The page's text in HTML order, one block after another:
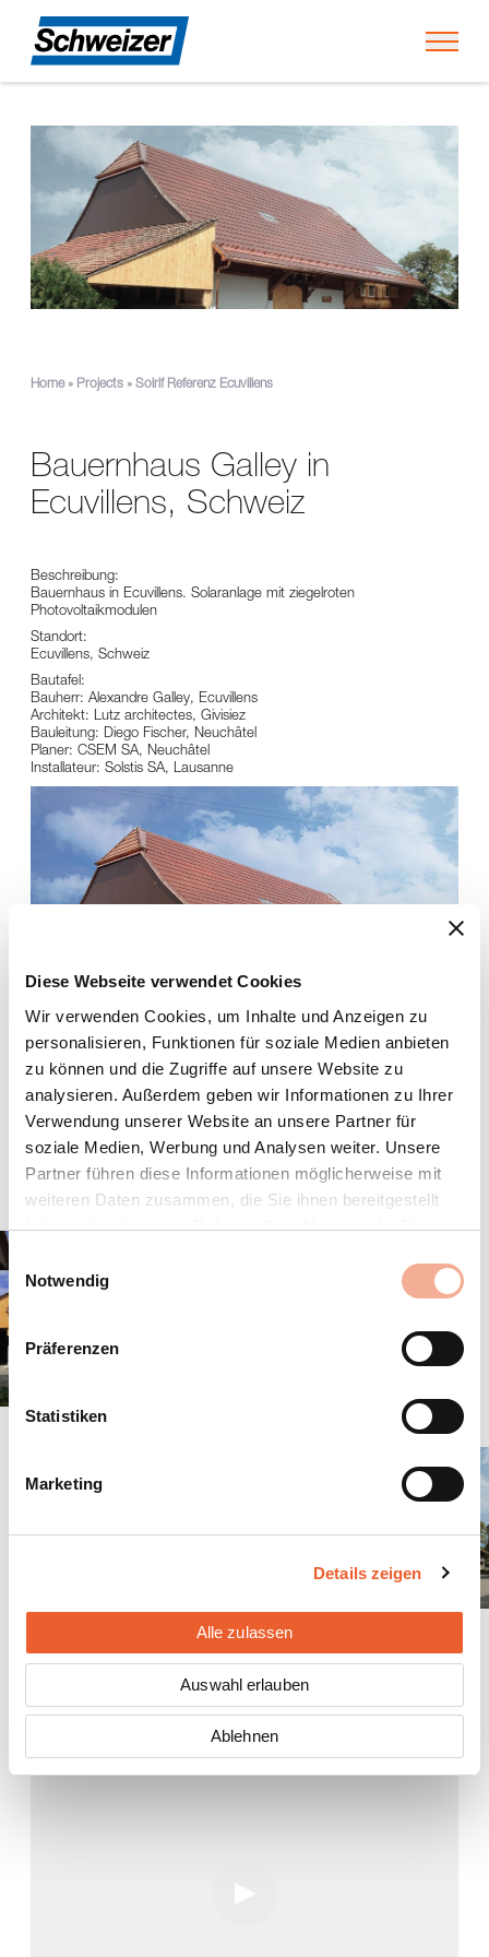
Diese Webseite verwendet Cookies
Wir verwenden Cookies, um Inhalte und Anzeigen zu
personalisieren, Funktionen für soziale Medien anbieten
zu können und die Zugriffe auf unsere Website zu
analysieren. Außerdem geben wir Informationen zu Ihrer
Verwendung unserer Website an unsere Partner für
soziale Medien, Werbung und Analysen weiter. Unsere
Partner führen diese Informationen möglicherweise mit
weiteren Daten zusammen, die Sie ihnen bereitgestellt
haben oder die sie im Rahmen Ihrer Nutzung der Dienste
Notwendig
Präferenzen
Statistiken
Marketing
Details zeigen
Alle zulassen
Auswahl erlauben
Ablehnen
Home» Projects » Solrif Referenz Ecuvillens
Bauernhaus Galley in
Ecuvillens, Schweiz
Beschreibung:
Bauernhaus in Ecuvillens. Solaranlage mit ziegelroten
Photovoltaikmodulen
Standort:
Ecuvillens, Schweiz
Bautafel:
Bauherr: Alexandre Galley, Ecuvillens
Architekt: Lutz architectes, Givisiez
Bauleitung: Diego Fischer, Neuchâtel
Planer: CSEM SA, Neuchâtel
Installateur: Solstis SA, Lausanne
Beitrag in der Tagesschau des Schweizer Fernsehens, 2. Oktober
2017